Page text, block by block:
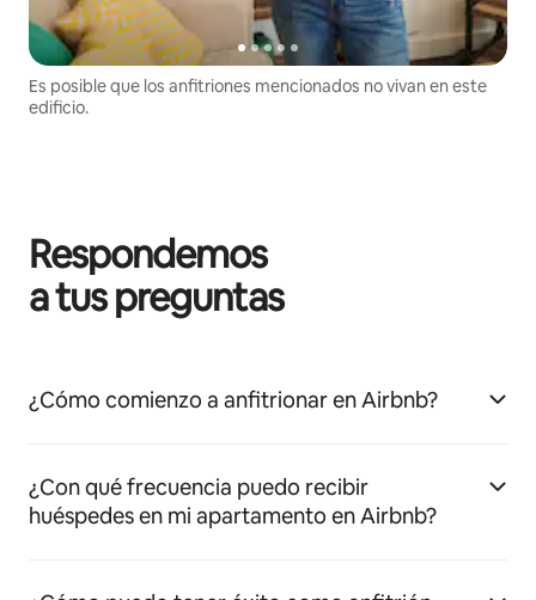
Es posible que los anfitriones mencionados no vivan en este
edificio.
Respondemos
a tus preguntas
¿Cómo comienzo a anfitrionar en Airbnb?
¿Con qué frecuencia puedo recibir
huéspedes en mi apartamento en Airbnb?